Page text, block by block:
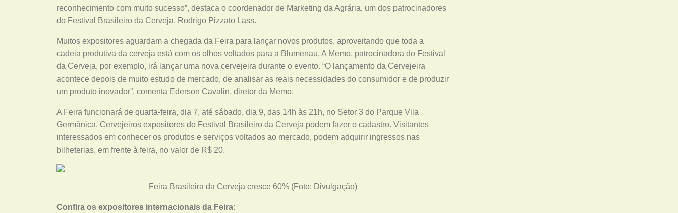
reconhecimento com muito sucesso”, destaca o coordenador de Marketing da Agrária, um dos patrocinadores
do Festival Brasileiro da Cerveja, Rodrigo Pizzato Lass.
Muitos expositores aguardam a chegada da Feira para lançar novos produtos, aproveitando que toda a
cadeia produtiva da cerveja está com os olhos voltados para a Blumenau. A Memo, patrocinadora do Festival
da Cerveja, por exemplo, irá lançar uma nova cervejeira durante o evento. “O lançamento da Cervejeira
acontece depois de muito estudo de mercado, de analisar as reais necessidades do consumidor e de produzir
um produto inovador”, comenta Ederson Cavalin, diretor da Memo.
A Feira funcionará de quarta-feira, dia 7, até sábado, dia 9, das 14h às 21h, no Setor 3 do Parque Vila
Germânica. Cervejeiros expositores do Festival Brasileiro da Cerveja podem fazer o cadastro. Visitantes
interessados em conhecer os produtos e serviços voltados ao mercado, podem adquirir ingressos nas
bilheterias, em frente à feira, no valor de R$ 20.
Feira Brasileira da Cerveja cresce 60% (Foto: Divulgação)
Confira os expositores internacionais da Feira: